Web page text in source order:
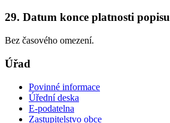
29. Datum konce platnosti popisu
Bez časového omezení.
Úřad
Povinné informace
Úřední deska
E-podatelna
Zastupitelstvo obce